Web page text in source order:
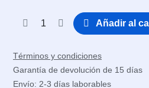
Añadir al
Términos y condiciones
Garantía de devolución de 15 días
Envío: 2-3 días laborables